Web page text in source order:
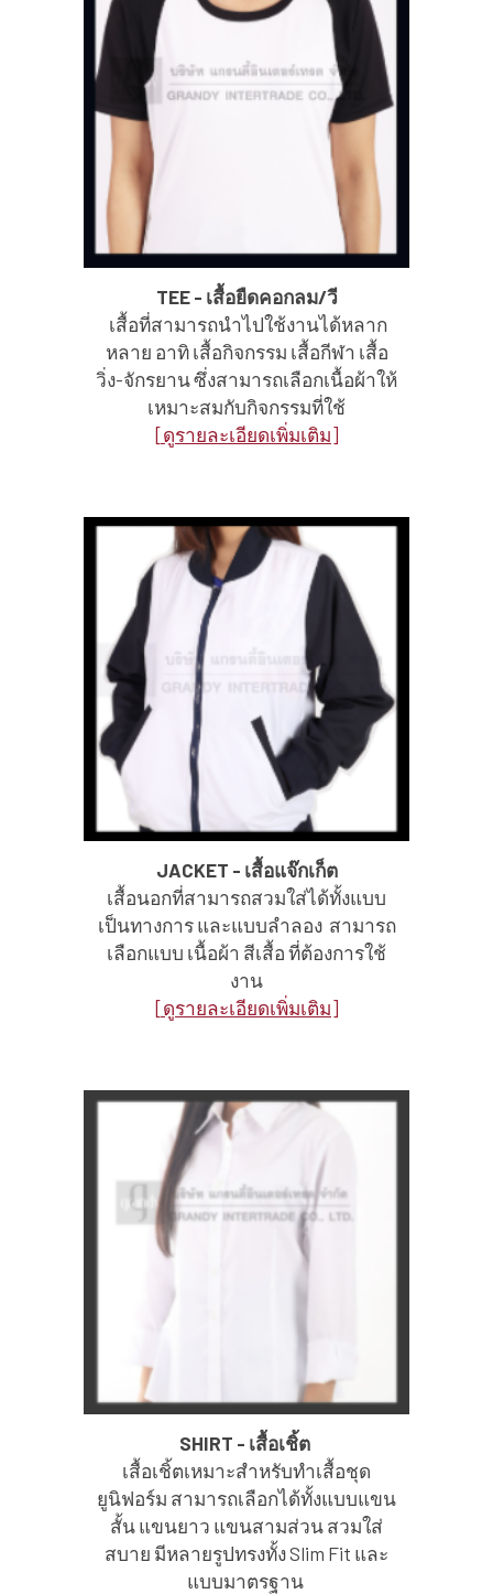
TEE - เสื้อยืดคอกลม/วี
เสื้อที่สามารถนำไปใช้งานได้หลาก
หลาย อาทิ เสื้อกิจกรรม เสื้อกีฬา เสื้อ
วิ่ง-จักรยาน ซึ่งสามารถเลือกเนื้อผ้าให้
เหมาะสมกับกิจกรรมที่ใช้
[ดูรายละเอียดเพิ่มเติม]
JACKET - เสื้อแจ๊กเก็ต
เสื้อนอกที่สามารถสวมใส่ได้ทั้งแบบ
เป็นทางการ และแบบลำลอง สามารถ
เลือกแบบ เนื้อผ้า สีเสื้อ ที่ต้องการใช้
งาน
[ดูรายละเอียดเพิ่มเติม]
SHIRT - เสื้อเชิ้ต
เสื้อเชิ้ตเหมาะสำหรับทำเสื้อชุด
ยูนิฟอร์ม สามารถเลือกได้ทั้งแบบแขน
สั้น แขนยาว แขนสามส่วน สวมใส่
สบาย มีหลายรูปทรงทั้ง Slim Fit และ
แบบมาตรฐาน